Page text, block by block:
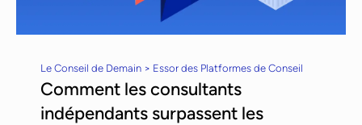
Le Conseil de Demain > Essor des Platformes de Conseil
Comment les consultants
indépendants surpassent les